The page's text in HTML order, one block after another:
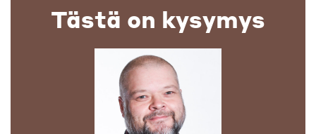
Tästä on kysymys